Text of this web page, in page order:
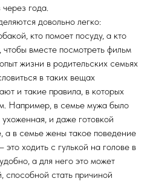
года.
довольно легко:
кто помоет посуду, а кто
чтобы вместе посмотреть фильм
жизни в родительских семьях
в таких вещах
и такие правила, в которых
Например, в семье мужа было
и даже готовкой
а в семье жены такое поведение
ходить с гулькой на голове в
а для него это может
способной стать причиной